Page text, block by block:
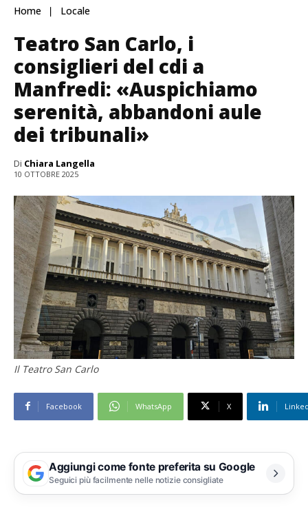
Home Locale
Teatro San Carlo, i
consiglieri del cdi a
Manfredi: «Auspichiamo
serenità, abbandoni aule
dei tribunali»
Di Chiara Langella
10 OTTOBRE 2025
Il Teatro San Carlo
Facebook WhatsApp X
Aggiungi come fonte preferita su Google
Seguici più facilmente nelle notizie consigliate